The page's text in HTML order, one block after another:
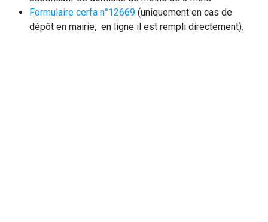
Formulaire cerfa n°12669 (uniquement en cas de
dépôt en mairie, en ligne il est rempli directement).